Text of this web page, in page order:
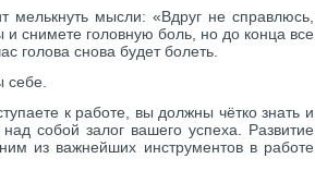
мысли: «Вдруг не справлюсь,
снимете головную боль, но до конца все
голова снова будет болеть.
себе.
к работе, вы должны чётко знать и
собой залог вашего успеха. Развитие
из важнейших инструментов в работе